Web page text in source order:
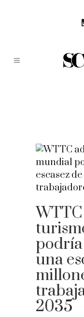
una
2035